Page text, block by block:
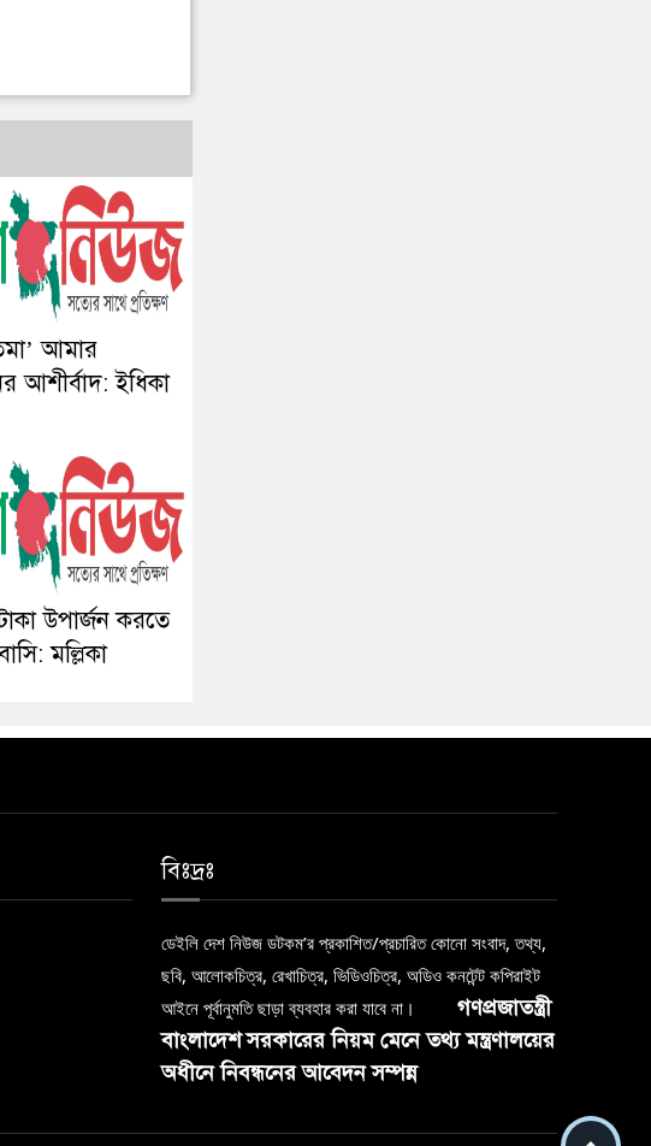
আমার
আশীর্বাদ: ইধিকা
উপার্জন করতে
মল্লিকা
বিঃদ্রঃ
ডেইলি দেশ নিউজ ডটকম’র প্রকাশিত/প্রচারিত কোনো সংবাদ, তথ্য,
ছবি, আলোকচিত্র, রেখাচিত্র, ভিডিওচিত্র, অডিও কনটেন্ট কপিরাইট
আইনে পূর্বানুমতি ছাড়া ব্যবহার করা যাবে না।
গণপ্রজাতন্ত্রী
বাংলাদেশ সরকারের নিয়ম মেনে তথ্য মন্ত্রণালয়ের
অধীনে নিবন্ধনের আবেদন সম্পন্ন